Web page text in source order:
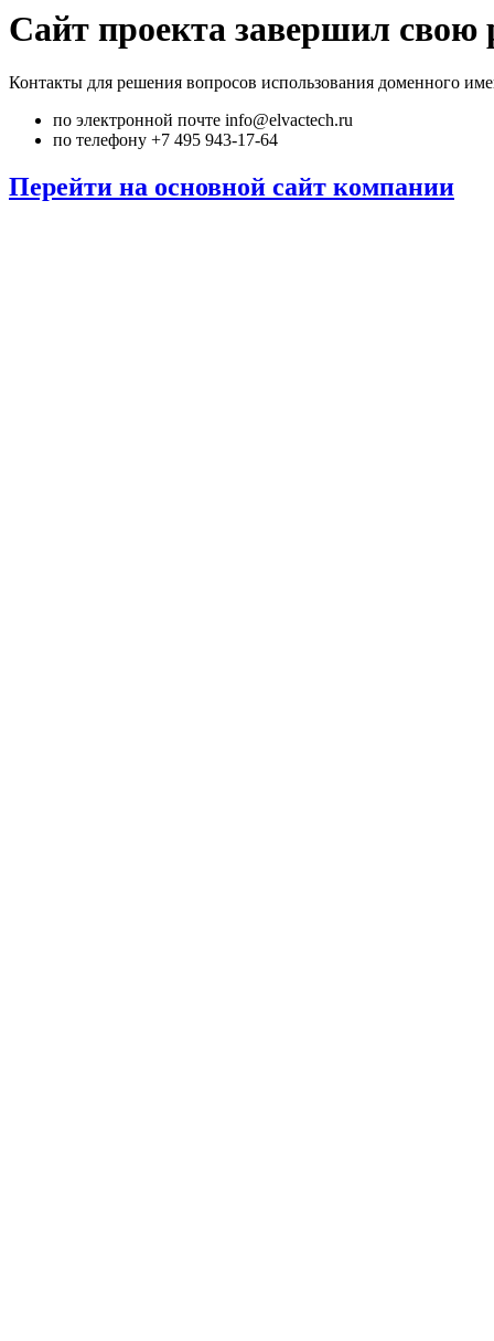
Сайт проекта завершил свою
Контакты для решения вопросов использования доменного
по электронной почте info@elvactech.ru
по телефону +7 495 943-17-64
Перейти на основной сайт компании